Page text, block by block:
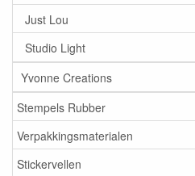
Just Lou
Studio Light
Yvonne Creations
Stempels Rubber
Verpakkingsmaterialen
Stickervellen